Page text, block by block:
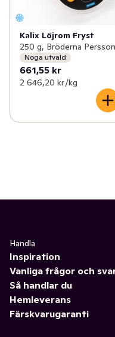
Kalix Löjrom Fryst
250 g, Bröderna Persson
Noga utvald
661,55 kr
2 646,20 kr /kg
Handla
Inspiration
Vanliga frågor och
Så handlar du
Hemleverans
Färskvarugaranti